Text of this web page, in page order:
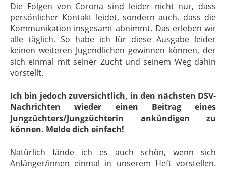
Die Folgen von Corona sind leider nicht nur, dass
persönlicher Kontakt leidet, sondern auch, dass die
Kommunikation insgesamt abnimmt. Das erleben wir
alle täglich. So habe ich für diese Ausgabe leider
keinen weiteren Jugendlichen gewinnen können, der
sich einmal mit seiner Zucht und seinem Weg dahin
vorstellt.
Ich bin jedoch zuversichtlich, in den nächsten DSV-
Nachrichten wieder einen Beitrag eines
Jungzüchters/Jungzüchterin ankündigen zu
können. Melde dich einfach!
Natürlich fände ich es auch schön, wenn sich
Anfänger/innen einmal in unserem Heft vorstellen.